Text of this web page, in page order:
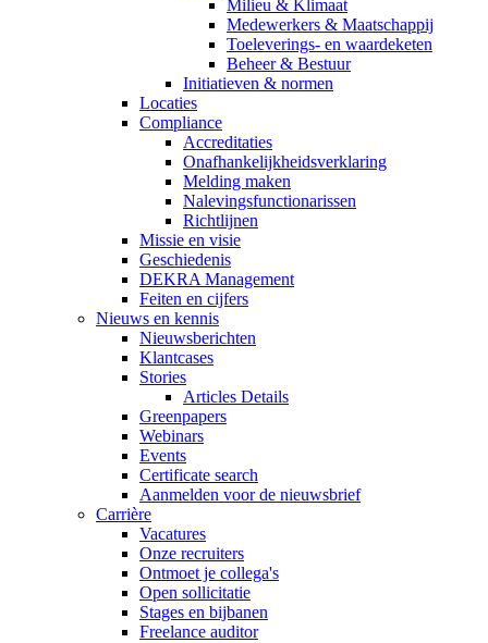
Milieu & Klimaat
Medewerkers & Maatschappij
Toeleverings- en waardeketen
Beheer & Bestuur
Initiatieven & normen
Locaties
Compliance
Accreditaties
Onafhankelijkheidsverklaring
Melding maken
Nalevingsfunctionarissen
Richtlijnen
Missie en visie
Geschiedenis
DEKRA Management
Feiten en cijfers
Nieuws en kennis
Nieuwsberichten
Klantcases
Stories
Articles Details
Greenpapers
Webinars
Events
Certificate search
Aanmelden voor de nieuwsbrief
Carrière
Vacatures
Onze recruiters
Ontmoet je collega's
Open sollicitatie
Stages en bijbanen
Freelance auditor